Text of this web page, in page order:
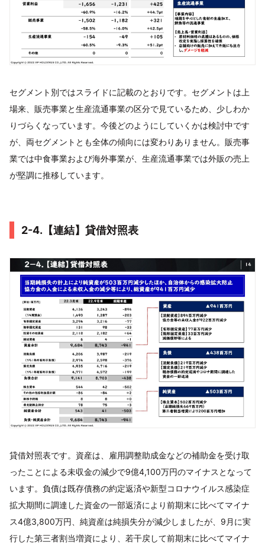
セグメント別ではスライドに記載のとおりです。セグメントは上
場来、販売事業と生産流通事業の区分で見ているため、少しわか
りづらくなっています。今後どのようにしていくかは検討中です
が、両セグメントとも全体の傾向には変わりありません。販売事
業では中食事業および海外事業が、生産流通事業では外販の売上
が堅調に推移しています。
2-4.【連結】貸借対照表
貸借対照表です。資産は、雇用調整助成金などの補助金を受け取
ったことによる未収金の減少で9億4,100万円のマイナスとなって
います。負債は既存債務の約定返済や新型コロナウイルス感染症
拡大期間に調達した資金の一部返済により前期末に比べてマイナ
ス4億3,800万円、純資産は純損失分が減少しましたが、9月に実
行した第三者割当増資により、若干戻して前期末に比べてマイナ